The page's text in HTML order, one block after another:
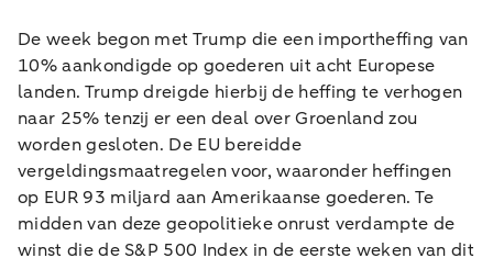
De week begon met Trump die een importheffing van
10% aankondigde op goederen uit acht Europese
landen. Trump dreigde hierbij de heffing te verhogen
naar 25% tenzij er een deal over Groenland zou
worden gesloten. De EU bereidde
vergeldingsmaatregelen voor, waaronder heffingen
op EUR 93 miljard aan Amerikaanse goederen. Te
midden van deze geopolitieke onrust verdampte de
winst die de S&P 500 Index in de eerste weken van dit